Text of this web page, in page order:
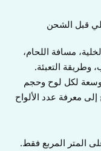
قبل الشحن
مسافة اللحام،
التعبئة.
لكل لوح وحجم
معرفة عدد الألواح
المتر المربع فقط.